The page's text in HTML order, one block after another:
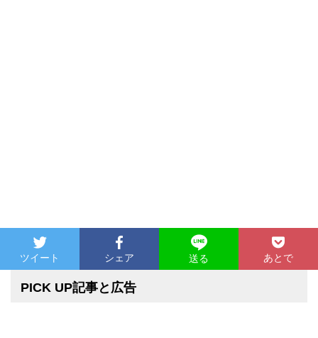
ツイート シェア 送る あとで
PICK UP記事と広告